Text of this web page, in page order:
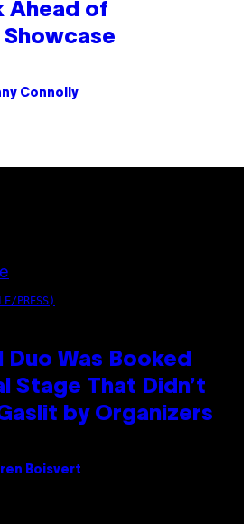
Ahead of
Connolly
PRESS)
Duo Was Booked
Stage That Didn’t
by Organizers
Boisvert